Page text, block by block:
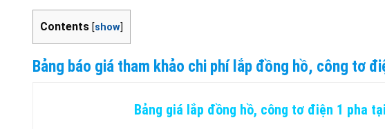
Contents [show]
Bảng báo giá tham khảo chi phí lắp đồng hồ, công tơ
Bảng giá lắp đồng hồ, công tơ điện 1 pha